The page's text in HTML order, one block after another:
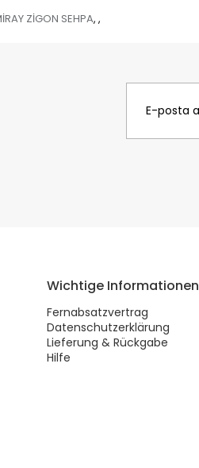
ZİGON SEHPA, ,
Wichtige Informationen
Fernabsatzvertrag
Datenschutzerklärung
Lieferung & Rückgabe
Hilfe